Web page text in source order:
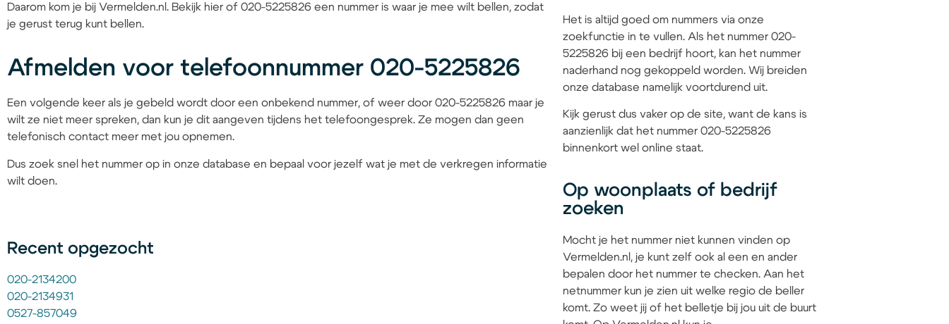
Daarom kom je bij Vermelden.nl. Bekijk hier of 020-5225826 een nummer is waar je mee wilt bellen, zodat
je gerust terug kunt bellen.
Afmelden voor telefoonnummer 020-5225826
Een volgende keer als je gebeld wordt door een onbekend nummer, of weer door 020-5225826 maar je
wilt ze niet meer spreken, dan kun je dit aangeven tijdens het telefoongesprek. Ze mogen dan geen
telefonisch contact meer met jou opnemen.
Dus zoek snel het nummer op in onze database en bepaal voor jezelf wat je met de verkregen informatie
wilt doen.
Recent opgezocht
020-2134200
020-2134931
0527-857049
Het is altijd goed om nummers via onze
zoekfunctie in te vullen. Als het nummer 020-
5225826 bij een bedrijf hoort, kan het nummer
naderhand nog gekoppeld worden. Wij breiden
onze database namelijk voortdurend uit.
Kijk gerust dus vaker op de site, want de kans is
aanzienlijk dat het nummer 020-5225826
binnenkort wel online staat.
Op woonplaats of bedrijf
zoeken
Mocht je het nummer niet kunnen vinden op
Vermelden.nl, je kunt zelf ook al een en ander
bepalen door het nummer te checken. Aan het
netnummer kun je zien uit welke regio de beller
komt. Zo weet jij of het belletje bij jou uit de buurt